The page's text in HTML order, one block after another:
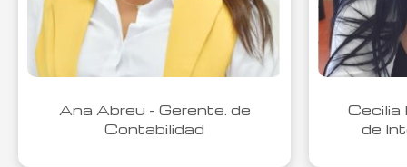
Ana Abreu - Gerente. de
Contabilidad
Cecilia
de